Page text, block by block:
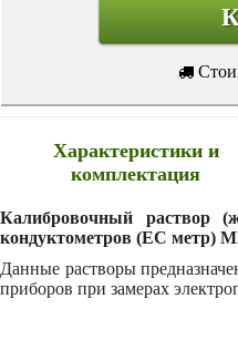
Характеристики и
комплектация
Калибровочный раствор
кондуктометров (EC метр)
Данные растворы
приборов при замерах